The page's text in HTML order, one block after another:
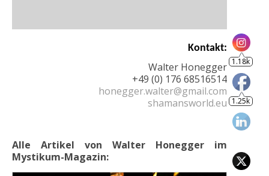
Kontakt:
Walter Honegger
+49 (0) 176 68516514
honegger.walter@gmail.com
shamansworld.eu
Alle Artikel von Walter Honegger
im
Mystikum-Magazin:
1.18k
1.25k